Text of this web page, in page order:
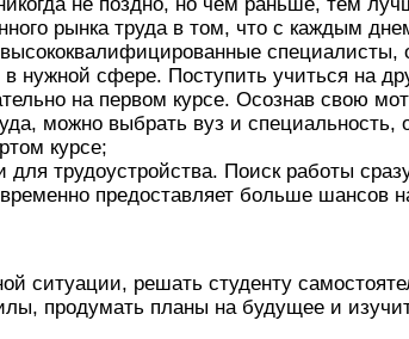
рынка труда в том, что с каждым
нужной сфере. Поступить учиться на
на первом курсе. Осознав свою
можно выбрать вуз и специальность,
курсе;
трудоустройства. Поиск работы
предоставляет больше шансов
ситуации, решать студенту
продумать планы на будущее и